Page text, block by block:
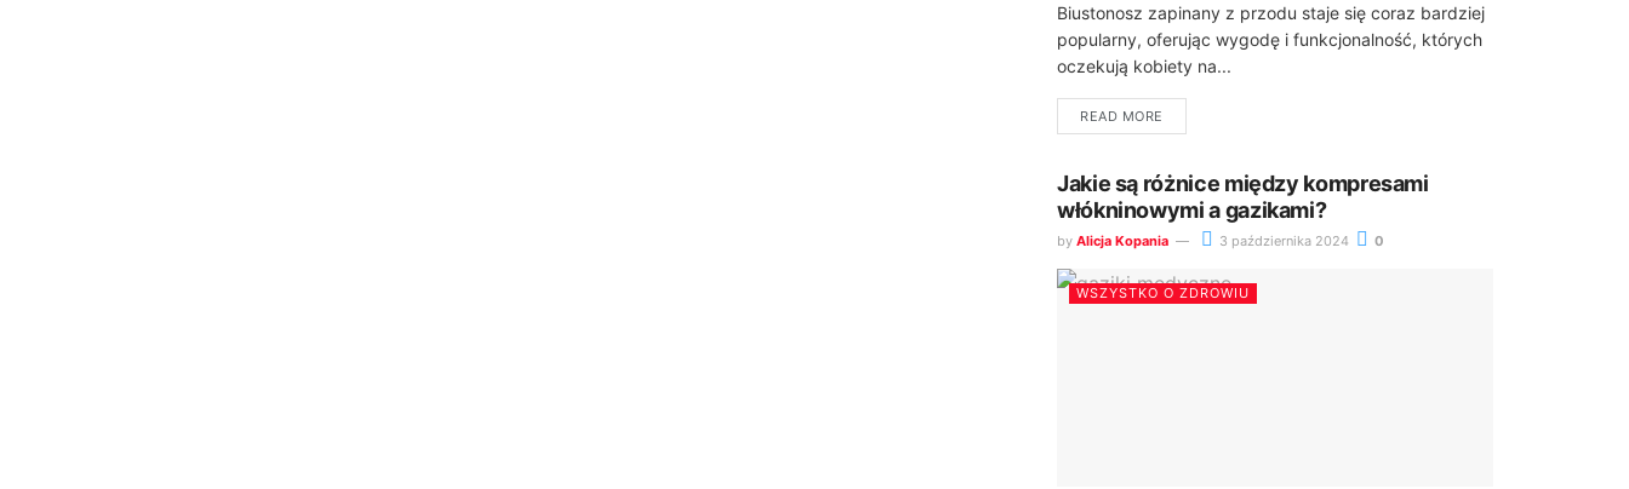
Biustonosz zapinany z przodu staje się coraz bardziej
popularny, oferując wygodę i funkcjonalność, których
oczekują kobiety na...
READ MORE
Jakie są różnice między kompresami
włókninowymi a gazikami?
by Alicja Kopania 3 października 2024 0
WSZYSTKO O ZDROWIU